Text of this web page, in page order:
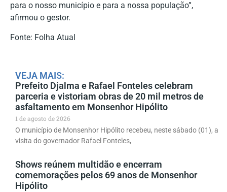
para o nosso município e para a nossa população”,
afirmou o gestor.
Fonte: Folha Atual
VEJA MAIS:
Prefeito Djalma e Rafael Fonteles celebram
parceria e vistoriam obras de 20 mil metros de
asfaltamento em Monsenhor Hipólito
1 de agosto de 2026
O município de Monsenhor Hipólito recebeu, neste sábado (01), a
visita do governador Rafael Fonteles,
Shows reúnem multidão e encerram
comemorações pelos 69 anos de Monsenhor
Hipólito